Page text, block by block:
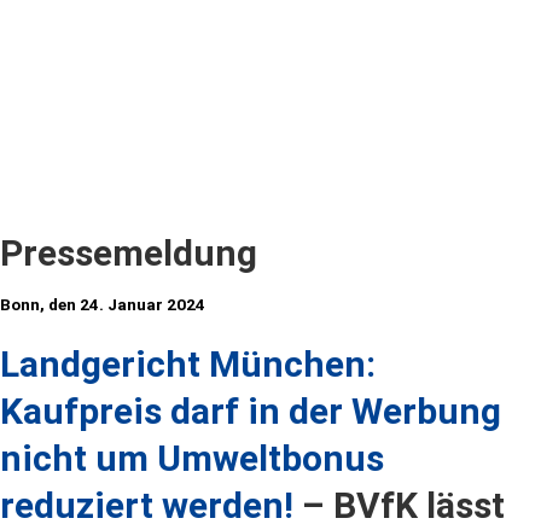
Pressemeldung
Bonn, den 24. Januar 2024
Landgericht München:
Kaufpreis darf in der Werbung
nicht um Umweltbonus
reduziert werden! – BVfK lässt